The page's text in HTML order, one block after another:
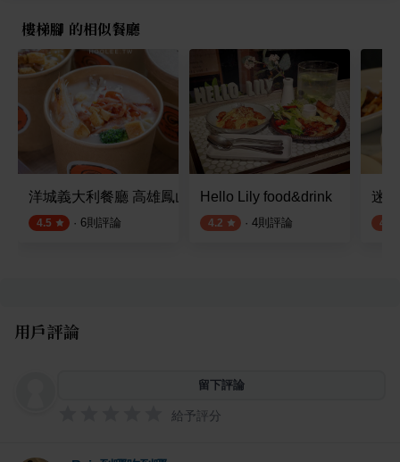
樓梯腳 的相似餐廳
洋城義大利餐廳 高雄鳳山大潤發店
4.5 · 6則評論
Hello Lily food&drink
4.2 · 4則評論
迷
4.0
用戶評論
留下評論
給予評分